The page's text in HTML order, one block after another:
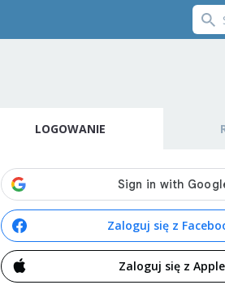
LOGOWANIE
Zaloguj się z
Zaloguj się z Apple